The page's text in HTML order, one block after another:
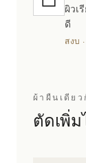
ผิวเ
ดี
สงบ
ผ้าผืนเดียว
ตัดเพิ่